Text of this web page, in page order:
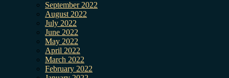
September 2022
August 2022
July 2022
June 2022
May 2022
April 2022
March 2022
February 2022